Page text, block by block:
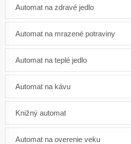
Automat na zdravé jedlo
Automat na mrazené potraviny
Automat na teplé jedlo
Automat na kávu
Knižný automat
Automat na overenie veku